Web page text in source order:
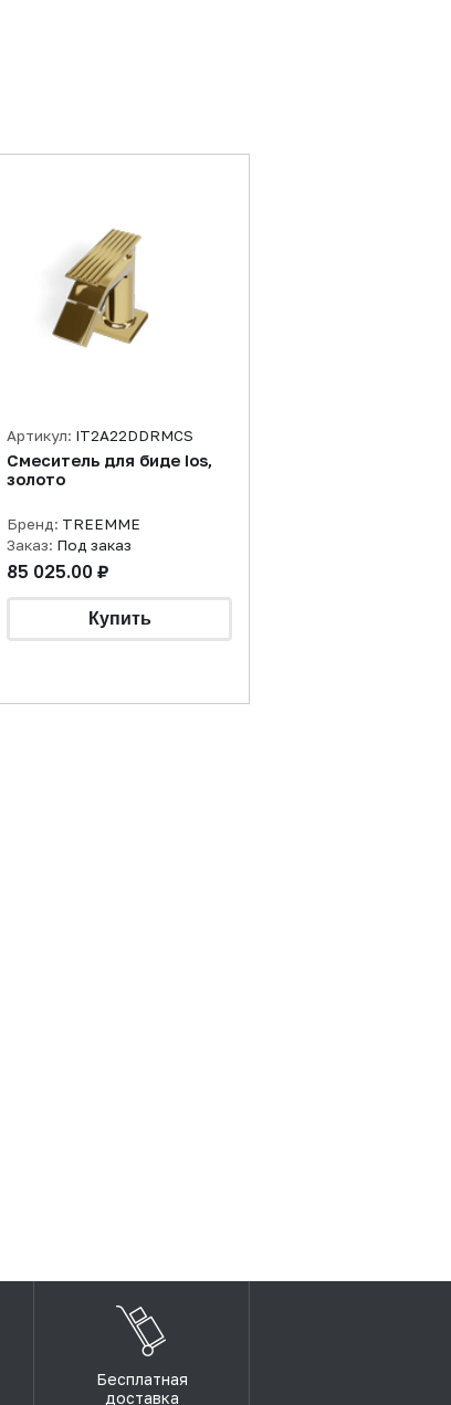
Артикул: IT2A22DDRMCS
Смеситель для биде Ios,
золото
Бренд: TREEMME
Заказ: Под заказ
85 025.00 ₽
Бесплатная
доставка